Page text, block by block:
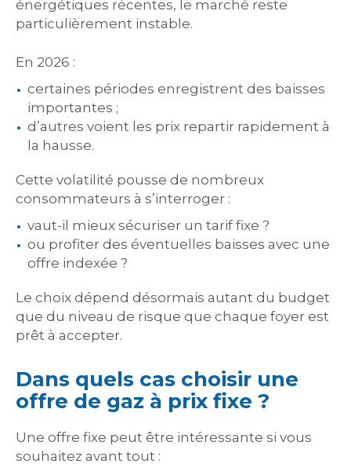
énergétiques récentes, le marché reste
particulièrement instable.
En 2026 :
certaines périodes enregistrent des baisses
importantes ;
d’autres voient les prix repartir rapidement à
la hausse.
Cette volatilité pousse de nombreux
consommateurs à s’interroger :
vaut-il mieux sécuriser un tarif fixe ?
ou profiter des éventuelles baisses avec une
offre indexée ?
Le choix dépend désormais autant du budget
que du niveau de risque que chaque foyer est
prêt à accepter.
Dans quels cas choisir une
offre de gaz à prix fixe ?
Une offre fixe peut être intéressante si vous
souhaitez avant tout :